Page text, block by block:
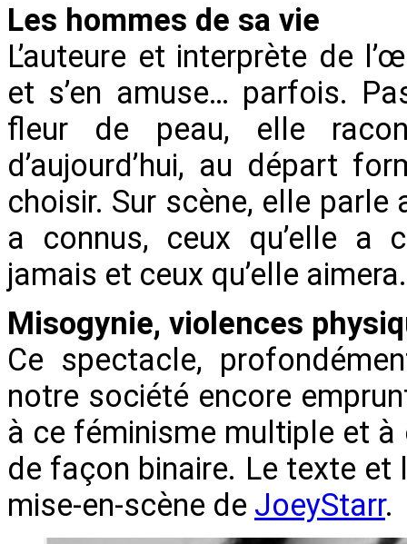
Les hommes de sa vie
L’auteure et interprète de
et s’en amuse… parfois.
fleur de peau, elle
d’aujourd’hui, au départ
choisir. Sur scène, elle parle
a connus, ceux qu’elle a
jamais et ceux qu’elle aimera.
Misogynie, violences
Ce spectacle,
notre société encore
à ce ­féminisme multiple et
de façon binaire. Le texte et
mise-en-scène de JoeyStarr.